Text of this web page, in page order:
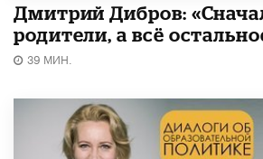
Дмитрий Дибров:
родители, а всё
39 МИН.